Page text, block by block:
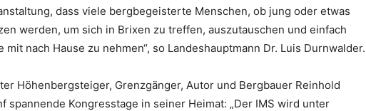
dass viele bergbegeisterte Menschen, ob jung oder etwas
werden, um sich in Brixen zu treffen, auszutauschen und einfach
nach Hause zu nehmen“, so Landeshauptmann Dr. Luis Durnwalder.
Höhenbergsteiger, Grenzgänger, Autor und Bergbauer Reinhold
spannende Kongresstage in seiner Heimat: „Der IMS wird unter